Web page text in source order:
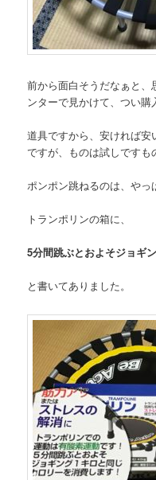
前から面白そうだなぁと
ンターで見かけて、つい購
道具ですから、安ければ
ですが、ものは試しですも
ポンポン跳ねるのは、やっ
トランポリンの箱に、
5分間跳ぶとおよそジョギ
と書いてありました。